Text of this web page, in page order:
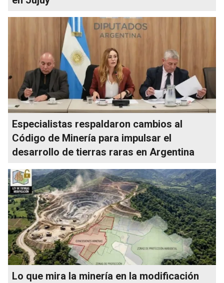
Especialistas respaldaron cambios al
Código de Minería para impulsar el
desarrollo de tierras raras en Argentina
Lo que mira la minería en la modificación